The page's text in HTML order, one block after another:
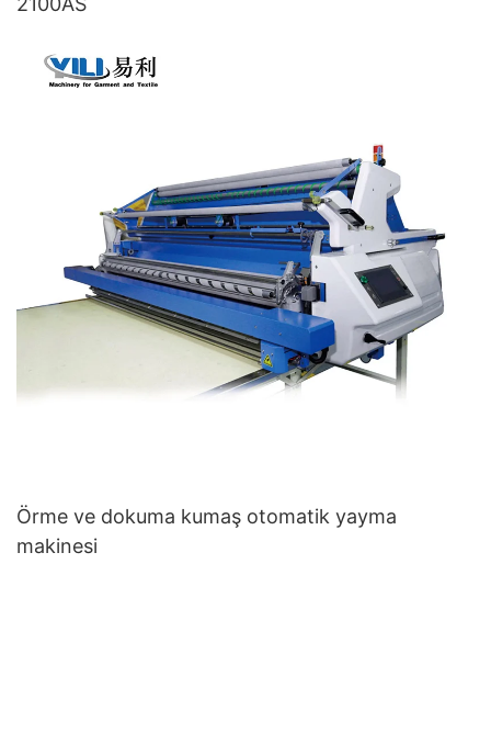
Örme ve dokuma kumaş otomatik yayma
makinesi